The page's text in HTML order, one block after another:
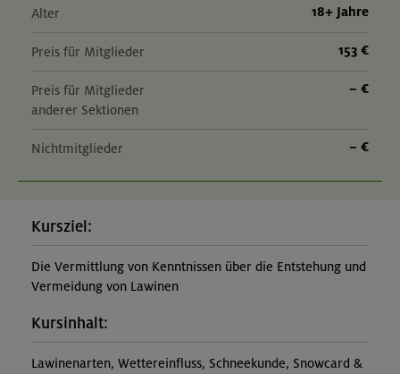
Alter 18+ Jahre
Preis für Mitglieder 153 €
Preis für Mitglieder
anderer Sektionen
– €
Nichtmitglieder – €
Kursziel:
Die Vermittlung von Kenntnissen über die Entstehung und
Vermeidung von Lawinen
Kursinhalt:
Lawinenarten, Wettereinfluss, Schneekunde, Snowcard &